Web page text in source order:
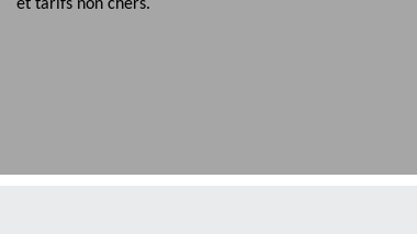
et tarifs non chers.